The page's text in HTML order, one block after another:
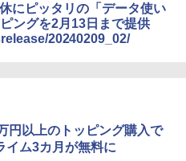
にピッタリの「データ使い
ングを2月13日まで提供
20240209_02/
円以上のトッピング購入で
イム3カ月が無料に